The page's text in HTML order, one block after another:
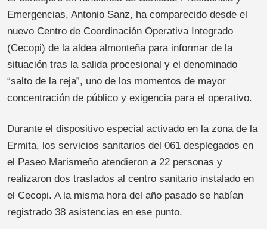
Emergencias, Antonio Sanz, ha comparecido desde el
nuevo Centro de Coordinación Operativa Integrado
(Cecopi) de la aldea almonteña para informar de la
situación tras la salida procesional y el denominado
“salto de la reja”, uno de los momentos de mayor
concentración de público y exigencia para el operativo.
Durante el dispositivo especial activado en la zona de la
Ermita, los servicios sanitarios del 061 desplegados en
el Paseo Marismeño atendieron a 22 personas y
realizaron dos traslados al centro sanitario instalado en
el Cecopi. A la misma hora del año pasado se habían
registrado 38 asistencias en ese punto.